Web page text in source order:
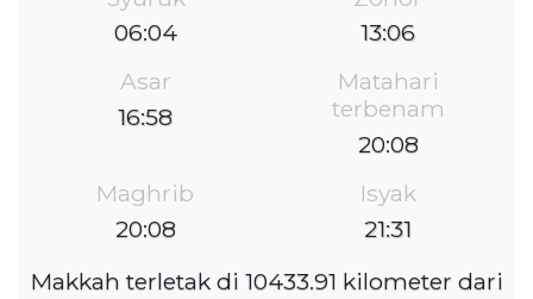
06:04
13:06
Asar
16:58
Matahari
terbenam
20:08
Maghrib
20:08
Isyak
21:31
Makkah terletak di 10433.91 kilometer dari